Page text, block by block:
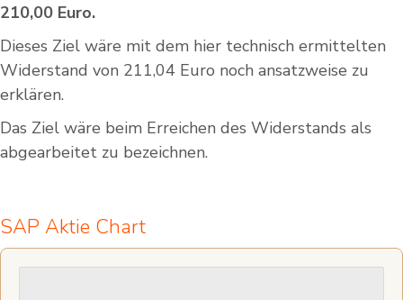
210,00 Euro.
Dieses Ziel wäre mit dem hier technisch ermittelten
Widerstand von 211,04 Euro noch ansatzweise zu
erklären.
Das Ziel wäre beim Erreichen des Widerstands als
abgearbeitet zu bezeichnen.
SAP Aktie Chart